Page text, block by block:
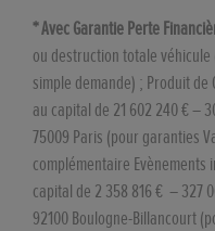
* Avec Garantie Perte
ou destruction totale
simple demande) ; Produit de
au capital de 21 602 240 € –
75009 Paris (pour garanties
complémentaire Evènements
capital de 2 358 816 € – 327
92100 Boulogne-Billancourt